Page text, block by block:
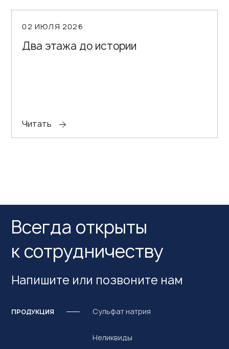
02 ИЮЛЯ 2026
Два этажа до истории
Читать
Всегда открыты
к сотрудничеству
Напишите или позвоните нам
ПРОДУКЦИЯ Сульфат натрия
Неликвиды